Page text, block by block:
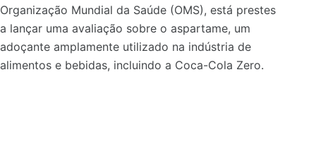
Organização Mundial da Saúde (OMS), está prestes
a lançar uma avaliação sobre o aspartame, um
adoçante amplamente utilizado na indústria de
alimentos e bebidas, incluindo a Coca-Cola Zero.